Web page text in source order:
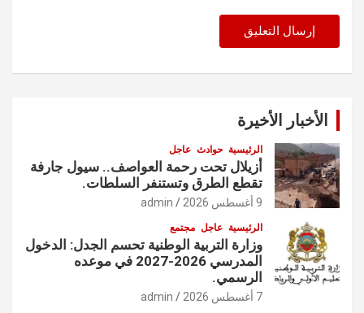
الأخبار الأخيرة
الرئيسية حوادث عاجل
أزيلال تحت رحمة العواصف.. سيول جارفة
تقطع الطرق وتستنفر السلطات.
9 أغسطس 2026 admin
الرئيسية عاجل مجتمع
وزارة التربية الوطنية تحسم الجدل: الدخول
المدرسي 2026-2027 في موعده
الرسمي.
7 أغسطس 2026 admin